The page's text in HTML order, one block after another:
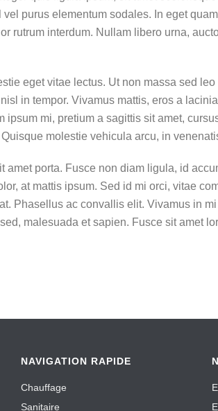
purus elementum sodales. In eget
rutrum interdum. Nullam libero urna,
eget vitae lectus. Ut non massa sed
in tempor. Vivamus mattis, eros a
mi, pretium a sagittis sit amet,
molestie vehicula arcu, in
porta. Fusce non diam ligula, id
at mattis ipsum. Sed id mi orci, vitae
Phasellus ac convallis elit. Vivamus in
malesuada et sapien. Fusce sit amet
NAVIGATION RAPIDE
Chauffage
Sanitaire